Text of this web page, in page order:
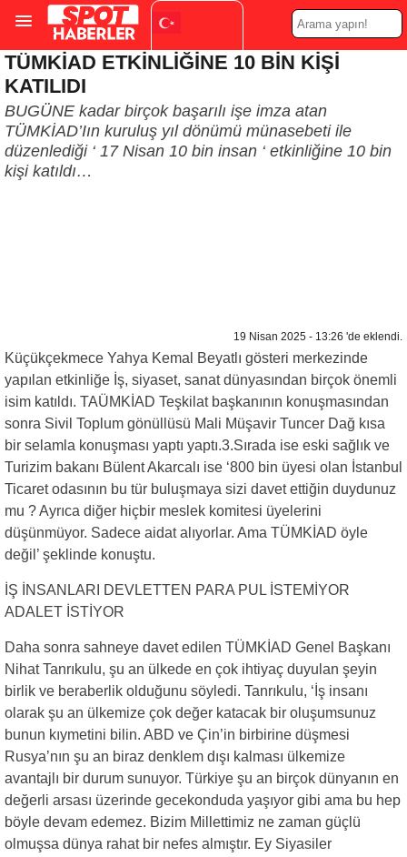
Turkish ▼
TÜMKİAD ETKİNLİĞİNE 10 BİN KİŞİ
KATILIDI
BUGÜNE kadar birçok başarılı işe imza atan
TÜMKİAD’Iın kuruluş yıl dönümü münasebeti ile
düzenlediği ‘ 17 Nisan 10 bin insan ‘ etkinliğine 10 bin
kişi katıldı…
19 Nisan 2025 - 13:26 'de eklendi.
Küçükçekmece Yahya Kemal Beyatlı gösteri merkezinde
yapılan etkinliğe İş, siyaset, sanat dünyasından birçok önemli
isim katıldı. TAÜMKİAD Teşkilat başkanının konuşmasından
sonra Sivil Toplum gönüllüsü Mali Müşavir Tuncer Dağ kısa
bir selamla konuşması yaptı yaptı.3.Sırada ise eski sağlık ve
Turizim bakanı Bülent Akarcalı ise ‘800 bin üyesi olan İstanbul
Ticaret odasının bu tür buluşmaya sizi davet ettiğin duydunuz
mu ? Ayrıca diğer hiçbir meslek komitesi üyelerini
düşünmüyor. Sadece aidat alıyorlar. Ama TÜMKİAD öyle
değil’ şeklinde konuştu.
İŞ İNSANLARI DEVLETTEN PARA PUL İSTEMİYOR
ADALET İSTİYOR
Daha sonra sahneye davet edilen TÜMKİAD Genel Başkanı
Nihat Tanrıkulu, şu an ülkede en çok ihtiyaç duyulan şeyin
birlik ve beraberlik olduğunu söyledi. Tanrıkulu, ‘İş insanı
olarak şu an ülkemize çok değer katacak bir oluşumsunuz
bunun kıymetini bilin. ABD ve Çin’in birbirine düşmesi
Rusya’nın şu an biraz denklem dışı kalması ülkemize
avantajlı bir durum sunuyor. Türkiye şu an birçok dünyanın en
değerli arsası üzerinde gecekonduda yaşıyor gibi ama bu hep
böyle devam edemez. Bizim Millettimiz ne zaman güçlü
olmuşsa dünya rahat bir nefes almıştır. Ey Siyasiler